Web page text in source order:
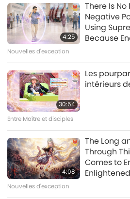
39:16
notre
41:05
Vivez dans
38:41
Rire avec
4:25
There Is
Negative
Using
Because
from It Is
Nouvelles d'exception
30:54
Les
intérieurs
Entre Maître et disciples
4:08
The Long
Through
Comes to
Nouvelles d'exception